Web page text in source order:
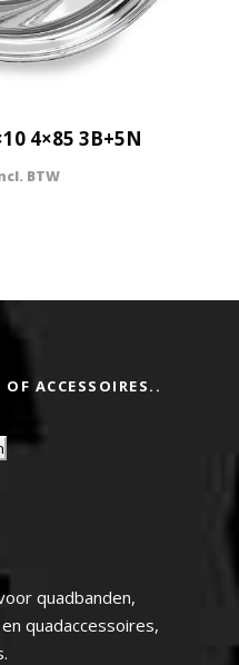
4×85 3B+5N
BTW
ACCESSOIRES..
quadbanden,
quadaccessoires,